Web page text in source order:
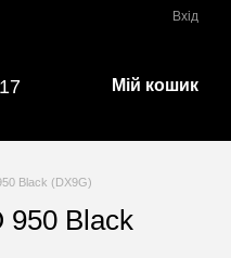
Вхід
Мій кошик
Black (DX9G)
950 Black